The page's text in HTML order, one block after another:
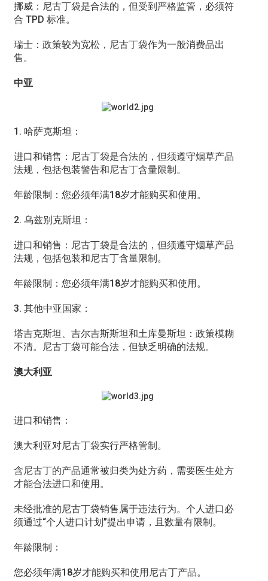
挪威：尼古丁袋是合法的，但受到严格监管，必须符
合 TPD 标准。
瑞士：政策较为宽松，尼古丁袋作为一般消费品出
售。
中亚
1. 哈萨克斯坦：
进口和销售：尼古丁袋是合法的，但须遵守烟草产品
法规，包括包装警告和尼古丁含量限制。
年龄限制：您必须年满18岁才能购买和使用。
2. 乌兹别克斯坦：
进口和销售：尼古丁袋是合法的，但须遵守烟草产品
法规，包括包装和尼古丁含量限制。
年龄限制：您必须年满18岁才能购买和使用。
3. 其他中亚国家：
塔吉克斯坦、吉尔吉斯斯坦和土库曼斯坦：政策模糊
不清。尼古丁袋可能合法，但缺乏明确的法规。
澳大利亚
进口和销售：
澳大利亚对尼古丁袋实行严格管制。
含尼古丁的产品通常被归类为处方药，需要医生处方
才能合法进口和使用。
未经批准的尼古丁袋销售属于违法行为。个人进口必
须通过“个人进口计划”提出申请，且数量有限制。
年龄限制：
您必须年满18岁才能购买和使用尼古丁产品。